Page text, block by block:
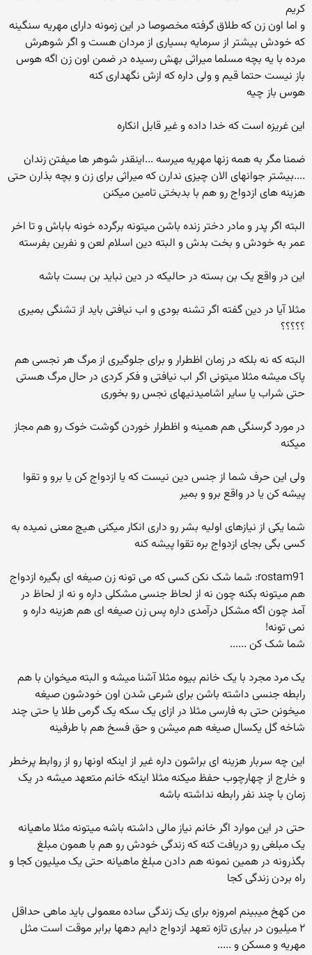
کریم
و اما اون زن که طلاق گرفته مخصوصا در این زمونه دارای مهریه سنگینه
که خودش بیشتر از سرمایه بسیاری از مردان هست و اگر شوهرش
مرده با یه بچه مسلما میراثی بهش رسیده در ضمن اون زن اگه هوس
باز نیست حتما قیم و ولی داره که ازش نگهداری کنه
هوس باز چیه
این غریزه است که خدا داده و غیر قابل انکاره
ضمنا مگر به همه زنها مهریه میرسه ...اینقدر شوهر ها میفتن زندان
....بیشتر جوانهای الان چیزی ندارن که میراثی برای زن و بچه بذارن حتی
هزینه های ازدواج رو هم با بدبختی تامین میکنن
البته اگر پدر و مادر دختر زنده باشن میتونه برگرده خونه باباش و تا اخر
عمر به خودش و بخت بدش و البته دین اسلام لعن و نفرین بفرسته
این در واقع یک بن بسته در حالیکه در دین نباید بن بست باشه
مثلا آیا در دین گفته اگر تشنه بودی و اب نیافتی باید از تشنگی بمیری
؟؟؟؟؟
البته که نه بلکه در زمان اظطرار و برای جلوگیری از مرگ هر نجسی هم
پاک میشه مثلا میتونی اگر اب نیافتی و فکر کردی در حال مرگ هستی
حتی شراب یا سایر اشامیدنیهای نجس رو بخوری
در مورد گرسنگی هم همینه و اظطرار خوردن گوشت خوک رو هم مجاز
میکنه
ولی این حرف شما از جنس دین نیست که یا ازدواج کن یا برو و تقوا
پیشه کن یا در واقع برو و بمیر
شما یکی از نیازهای اولیه بشر رو داری انکار میکنی هیچ معنی نمیده به
کسی بگی بجای ازدواج بره تقوا پیشه کنه
rostam91: شما شک نکن کسی که می تونه زن صیغه ای بگیره ازدواج
هم میتونه بکنه چون نه از لحاظ جنسی مشکلی داره و نه از لحاظ در
آمد چون اگه مشکل درآمدی داره پس زن صیغه ای هم هزینه داره و
نمی تونه!
شما شک کن ......
یک مرد مجرد با یک خانم بیوه مثلا آشنا میشه و البته میخوان با هم
رابطه جنسی داشته باشن برای شرعی شدن اون خودشون صیغه
میخونن حتی به فارسی مثلا در ازای یک سکه یک گرمی طلا یا حتی چند
شاخه گل یکسال صیغه هم میشن و حق فسخ هم با طرفینه
این چه سربار هزینه ای براشون داره غیر از اینکه اونها رو از روابط پرخطر
و خارج از چهارچوب حفظ میکنه مثلا اینکه خانم متعهد میشه در یک
زمان با چند نفر رابطه نداشته باشه
حتی در این موارد اگر خانم نیاز مالی داشته باشه میتونه مثلا ماهیانه
یک مبلغی رو دریافت کنه که زندگی خودش رو هم با همون مبلغ
بگذرونه در همین نمونه هم دادن مبلغ ماهیانه حتی یک میلیون کجا و
راه بردن زندگی کجا
من کهخ میبینم امروزه برای یک زندگی ساده معمولی باید ماهی حداقل
۲ میلیون در بیاری تازه تعهد ازدواج دایم دهها برابر موقت است مثل
مهریه و مسکن و .....